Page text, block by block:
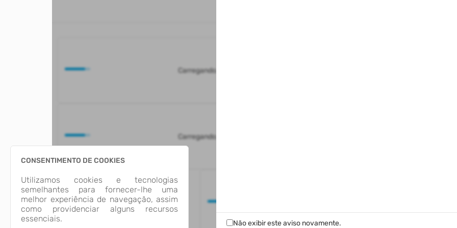
CONSENTIMENTO DE COOKIES
Utilizamos cookies e tecnologias
semelhantes para fornecer-lhe uma
melhor experiência de navegação, assim
como providenciar alguns recursos
essenciais.
Não exibir este aviso novamente.
Carregando...
Carregando...